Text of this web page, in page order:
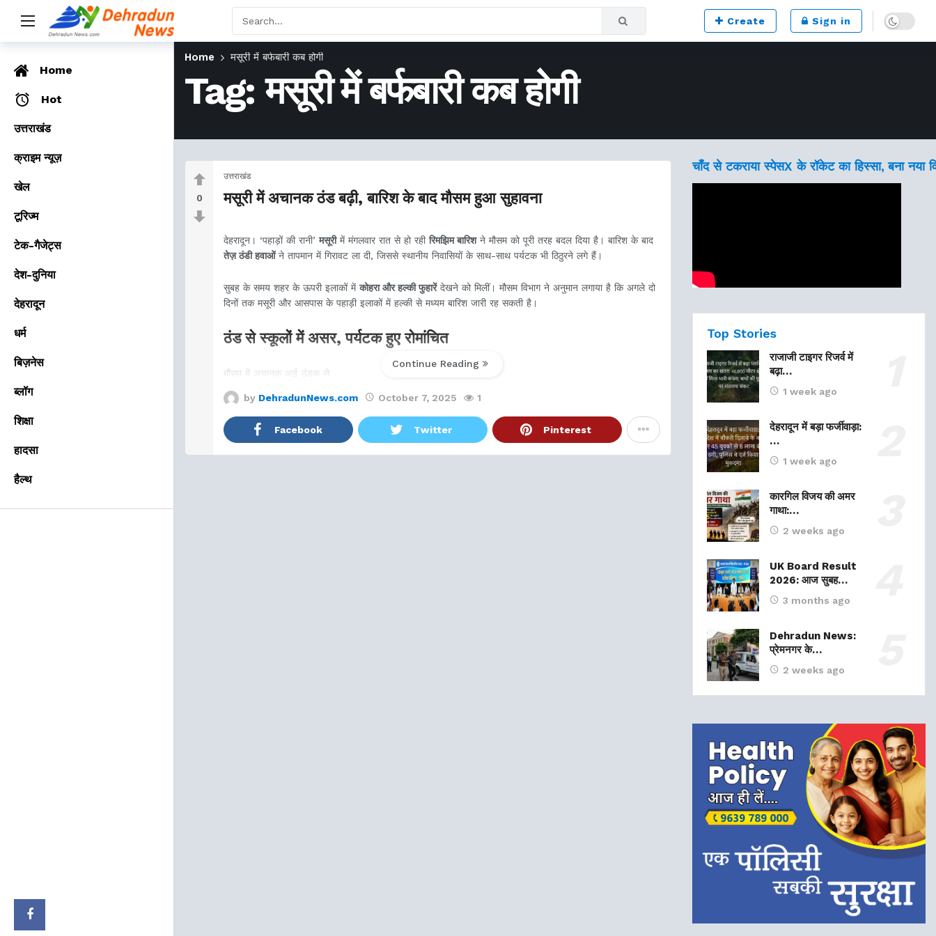
Create Sign in Dark mode
Home मसूरी में बर्फबारी कब होगी
Tag:मसूरी में बर्फबारी कब होगी
0
उत्तराखंड
मसूरी में अचानक ठंड बढ़ी, बारिश के बाद मौसम हुआ सुहावना
देहरादून। ‘पहाड़ों की रानी’मसूरीमें मंगलवार रात से हो रहीरिमझिम बारिशने मौसम को पूरी तरह बदल दिया है। बारिश के बाद
तेज़ ठंडी हवाओंने तापमान में गिरावट ला दी, जिससे स्थानीय निवासियों के साथ-साथ पर्यटक भी ठिठुरने लगे हैं।
सुबह के समय शहर के ऊपरी इलाकों मेंकोहरा और हल्की फुहारेंदेखने को मिलीं। मौसम विभाग ने अनुमान लगाया है कि अगले दो
दिनों तक मसूरी और आसपास के पहाड़ी इलाकों में हल्की से मध्यम बारिश जारी रह सकती है।
ठंड से स्कूलों में असर, पर्यटक हुए रोमांचित
मौसम में अचानक आई ठंडक से
Continue Reading
by DehradunNews.com October 7, 2025 1
Facebook Twitter Pinterest
चाँद से टकराया स्पेसX के रॉकेट का हिस्सा, बना नया
Top Stories
राजाजी टाइगर रिजर्व में
बढ़ा…
1 week ago
देहरादून में बड़ा फर्जीवाड़ा:
…
1 week ago
कारगिल विजय की अमर
गाथा:…
2 weeks ago
UK Board Result
2026: आज सुबह…
3 months ago
Dehradun News:
प्रेमनगर के…
2 weeks ago
Home
Hot
उत्तराखंड
क्राइम न्यूज़
खेल
टूरिज्म
टेक-गैजेट्स
देश-दुनिया
देहरादून
धर्म
बिज़नेस
ब्लॉग
शिक्षा
हादसा
हैल्थ